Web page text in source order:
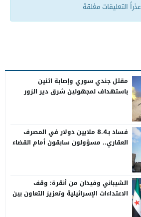
عذراً التعليقات مغلقة
مقتل جندي سوري وإصابة اثنين
باستهداف لمجهولين شرق دير الزور
فساد بـ8.4 ملايين دولار في المصرف
العقاري.. مسؤولون سابقون أمام القضاء
الشيباني وفيدان من أنقرة: وقف
الاعتداءات الإسرائيلية وتعزيز التعاون بين